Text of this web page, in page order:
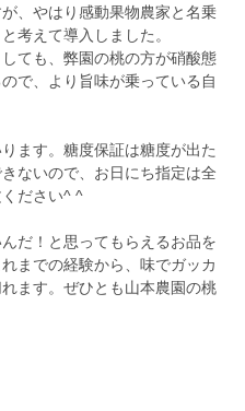
、やはり感動果物農家と名乗
考えて導入しました。
ても、弊園の桃の方が硝酸態
で、より旨味が乗っている自
ます。糖度保証は糖度が出た
ないので、お日にち指定は全
ださい^ ^
だ！と思ってもらえるお品を
までの経験から、味でガッカ
ます。ぜひとも山本農園の桃